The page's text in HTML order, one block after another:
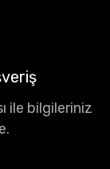
ile bilgileriniz